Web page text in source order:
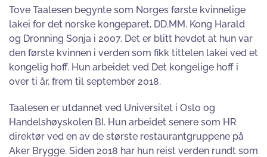
Tove Taalesen begynte som Norges første kvinnelige
lakei for det norske kongeparet, DD.MM. Kong Harald
og Dronning Sonja i 2007. Det er blitt hevdet at hun var
den første kvinnen i verden som fikk tittelen lakei ved et
kongelig hoff. Hun arbeidet ved Det kongelige hoff i
over ti år, frem til september 2018.
Taalesen er utdannet ved Universitet i Oslo og
Handelshøyskolen BI. Hun arbeidet senere som HR
direktør ved en av de største restaurantgruppene på
Aker Brygge. Siden 2018 har hun reist verden rundt som